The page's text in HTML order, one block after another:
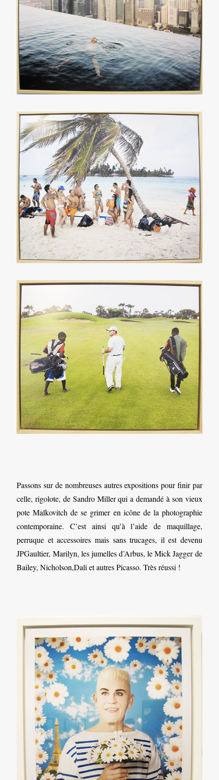
Passons sur de nombreuses autres expositions pour finir par
celle, rigolote, de Sandro Miller qui a demandé à son vieux
pote Malkovitch de se grimer en icône de la photographie
contemporaine. C’est ainsi qu’à l’aide de maquillage,
perruque et accessoires mais sans trucages, il est devenu
JPGaultier, Marilyn, les jumelles d’Arbus, le Mick Jagger de
Bailey, Nicholson,Dali et autres Picasso. Très réussi !